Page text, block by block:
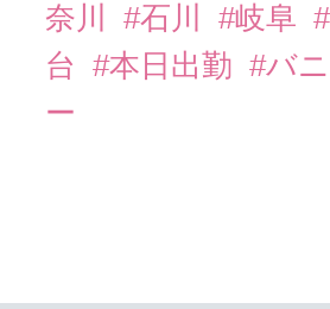
奈川
#石川 #岐阜
台
#本日出勤 #バ
ー